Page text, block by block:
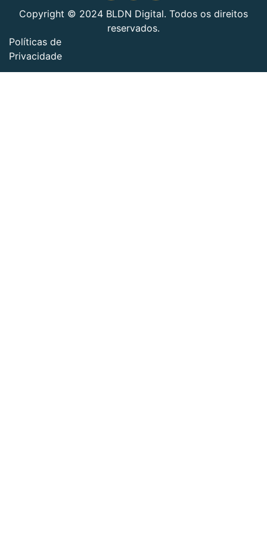
Copyright © 2024 BLDN Digital. Todos os direitos
reservados.
Políticas de
Privacidade